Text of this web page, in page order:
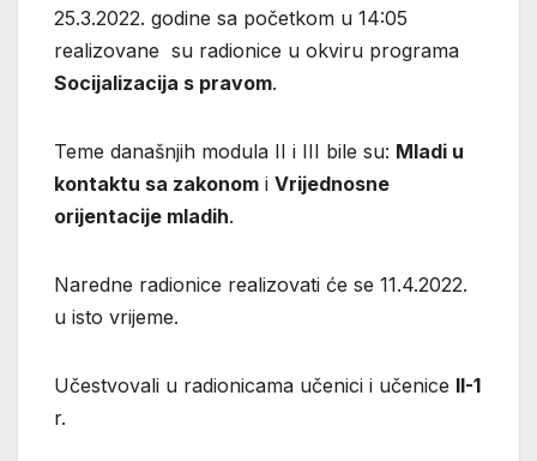
25.3.2022. godine sa početkom u 14:05
realizovane su radionice u okviru programa
Socijalizacija s pravom.
Teme današnjih modula II i III bile su: Mladi u
kontaktu sa zakonom i Vrijednosne
orijentacije mladih.
Naredne radionice realizovati će se 11.4.2022.
u isto vrijeme.
Učestvovali u radionicama učenici i učenice II-1
r.